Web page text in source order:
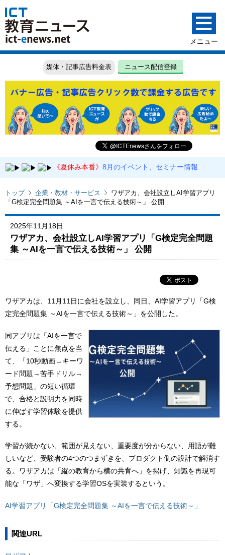
媒体・記事広告料金表 ニュース配信登録
《夏休み本番》 8月のイベント、セミナー情報
トップ 企業・教材・サービス
ワザアカ、会社設立しAI学習アプリ
「G検定完全問題集 ～AIを一言で伝える技術～」 公開
2025年11月18日
ワザアカ、会社設立しAI学習アプリ「G検定完全問題
集 ～AIを一言で伝える技術～」 公開
ワザアカは、11月11日に会社を設立し、同日、AI学習アプリ「G検
定完全問題集 ～AIを一言で伝える技術～」を公開した。
同アプリは「AIを一言で
伝える」ことに焦点を当
て、「10秒動画→キーワ
ード問題→苦手ドリル→
予想問題」の短い循環
で、合格と説明力を同時
に伸ばす学習体験を提供
する。
学習が続かない、範囲が見えない、重要度が分からない、用語が難
しいなど、受験者の4つのつまずきを、プロダクト側の設計で解消す
る。ワザアカは「縦の教育から横の共育へ」を掲げ、知識を再現可
能な「ワザ」へ変換する学習OSを実装するという。
AI学習アプリ「G検定完全問題集 ～AIを一言で伝える技術～」
関連URL